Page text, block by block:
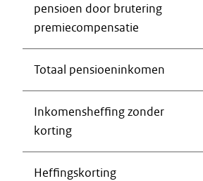
pensioen door brutering
premiecompensatie
Totaal pensioeninkomen
Inkomensheffing zonder
korting
Heffingskorting